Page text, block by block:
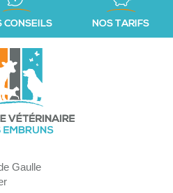
CONSEILS NOS TARIFS
Gaulle